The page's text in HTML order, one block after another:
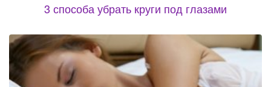
3 способа убрать круги под глазами